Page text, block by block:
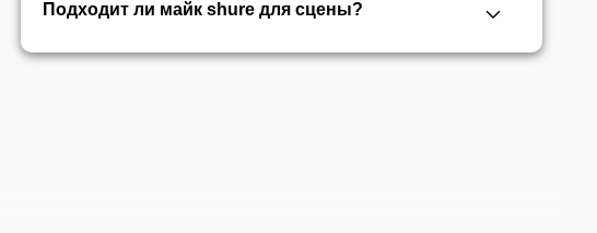
Подходит ли майк shure для сцены?